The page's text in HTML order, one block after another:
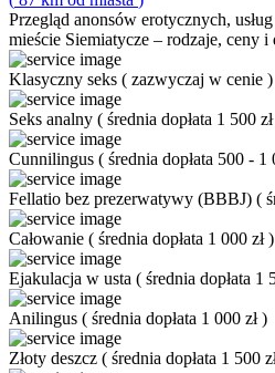
Przegląd anonsów erotycznych,
mieście Siemiatycze – rodzaje, ceny i
Klasyczny seks ( zazwyczaj w cenie )
Seks analny ( średnia dopłata 1 500 zł
Cunnilingus ( średnia dopłata 500 - 1
Fellatio bez prezerwatywy (BBBJ) (
Całowanie ( średnia dopłata 1 000 zł)
Ejakulacja w usta ( średnia dopłata 1
Anilingus ( średnia dopłata 1 000 zł)
Złoty deszcz ( średnia dopłata 1 500